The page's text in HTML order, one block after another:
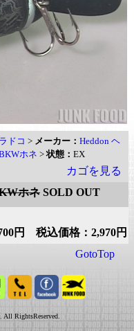
ドコ > メーカー： Heddon ヘ
ホネ >状態： EX
カゴを見る
ホネ SOLD OUT
円 税込価格：2,970円
GotoTop
RightsReserved.